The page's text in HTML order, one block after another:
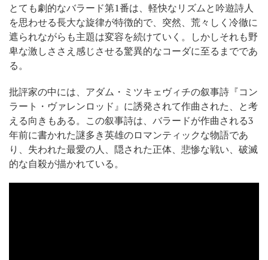
とても劇的なバラード第1番は、軽快なリズムと吟遊詩人
を思わせる長大な旋律が特徴的で、突然、荒々しく冷徹に
遮られながらも主題は変容を続けていく。しかしそれも野
卑な激しささえ感じさせる驚異的なコーダに至るまでであ
る。
批評家の中には、アダム・ミツキェヴィチの叙事詩『コン
ラート・ヴァレンロッド』に誘発されて作曲された、と考
える向きもある。この叙事詩は、バラードが作曲される3
年前に書かれた謎多き英雄のロマンティックな物語であ
り、失われた最愛の人、隠された正体、悲惨な戦い、破滅
的な自殺が描かれている。